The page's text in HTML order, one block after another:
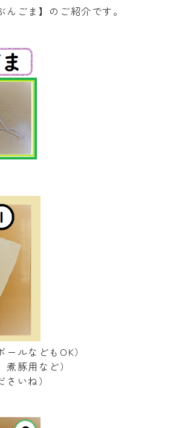
ごま】のご紹介です。
ルなどもOK）
豚用など）
いね）